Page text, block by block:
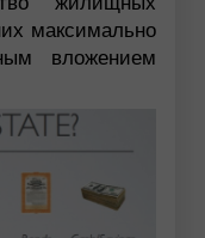
максимально
вложением